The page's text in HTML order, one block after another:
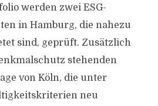
werden zwei ESG-
in Hamburg, die nahezu
sind, geprüft. Zusätzlich
stehenden
von Köln, die unter
neu